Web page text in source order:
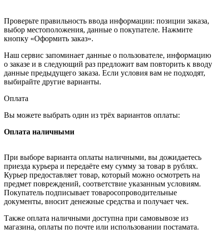
Проверьте правильность ввода информации: позиции заказа,
выбор местоположения, данные о покупателе. Нажмите
кнопку «Оформить заказ».
Наш сервис запоминает данные о пользователе, информацию
о заказе и в следующий раз предложит вам повторить к вводу
данные предыдущего заказа. Если условия вам не подходят,
выбирайте другие варианты.
Оплата
Вы можете выбрать один из трёх вариантов оплаты:
Оплата наличными
При выборе варианта оплаты наличными, вы дожидаетесь
приезда курьера и передаёте ему сумму за товар в рублях.
Курьер предоставляет товар, который можно осмотреть на
предмет повреждений, соответствие указанным условиям.
Покупатель подписывает товаросопроводительные
документы, вносит денежные средства и получает чек.
Также оплата наличными доступна при самовывозе из
магазина, оплаты по почте или использовании постамата.